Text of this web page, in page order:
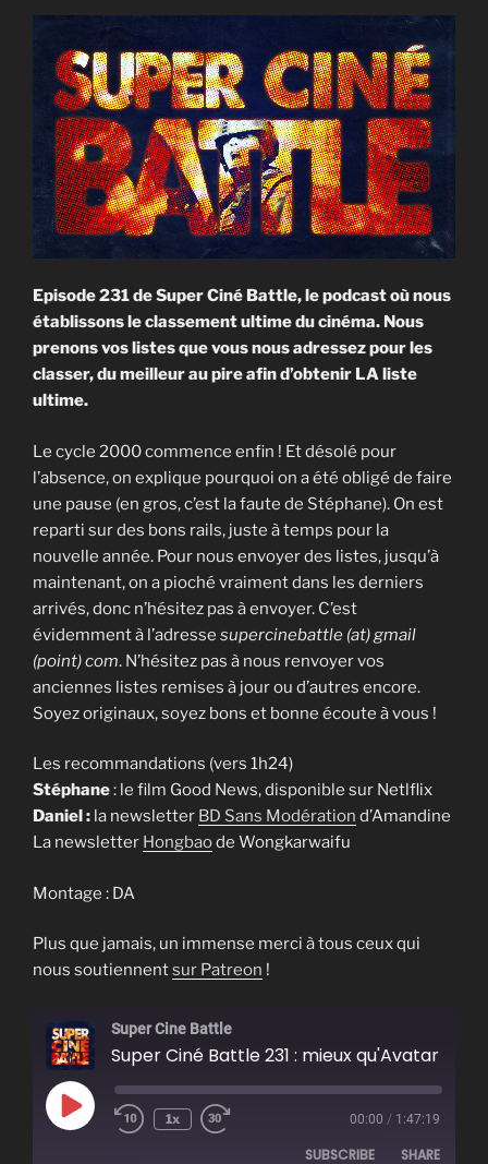
Episode 231 de Super Ciné Battle, le podcast où nous
établissons le classement ultime du cinéma. Nous
prenons vos listes que vous nous adressez pour les
classer, du meilleur au pire afin d’obtenir LA liste
ultime.
Le cycle 2000 commence enfin ! Et désolé pour
l’absence, on explique pourquoi on a été obligé de faire
une pause (en gros, c’est la faute de Stéphane). On est
reparti sur des bons rails, juste à temps pour la
nouvelle année. Pour nous envoyer des listes, jusqu’à
maintenant, on a pioché vraiment dans les derniers
arrivés, donc n’hésitez pas à envoyer. C’est
évidemment à l’adresse supercinebattle (at) gmail
(point) com. N’hésitez pas à nous renvoyer vos
anciennes listes remises à jour ou d’autres encore.
Soyez originaux, soyez bons et bonne écoute à vous !
Les recommandations (vers 1h24)
Stéphane: le film Good News, disponible sur Netlflix
Daniel : la newsletter BD Sans Modération d’Amandine
La newsletter Hongbaode Wongkarwaifu
Montage : DA
Plus que jamais, un immense merci à tous ceux qui
nous soutiennentsur Patreon !
Super Cine Battle
Super Ciné Battle 231 : mieux qu'Avatar
Play
Episode
1x 00:00 / 1:47:19
SUBSCRIBE SHARE